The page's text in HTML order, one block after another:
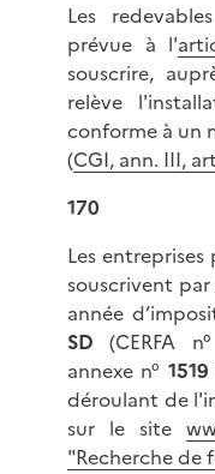
Les
prévue à l'
souscrire,
relève
conforme à un
(CGI, ann. III,
170
Les
souscrivent
année
SD (CERFA
annexe n°
déroulant de
sur le site
"Recherche de